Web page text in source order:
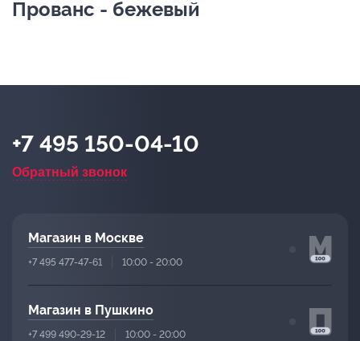
Прованс - бежевый
+7 495 150-04-10
Обратный звонок
Магазин в Москве
+7 495 477-47-61 10:00 - 20:00
Магазин в Пушкино
+7 499 490-29-12 10:00 - 20:00